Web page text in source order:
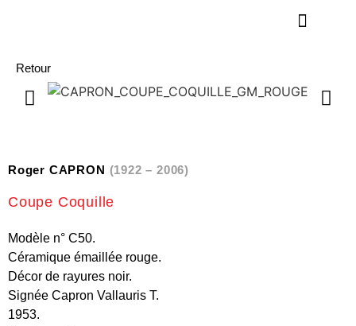
Retour
Roger CAPRON (1922 – 2006)
Coupe Coquille
Modèle n° C50.
Céramique émaillée rouge.
Décor de rayures noir.
Signée Capron Vallauris T.
1953.